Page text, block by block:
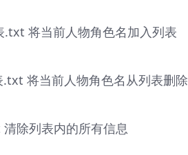
.txt 将当前人物角色名加入列表
.txt 将当前人物角色名从列表删除
除列表内的所有信息